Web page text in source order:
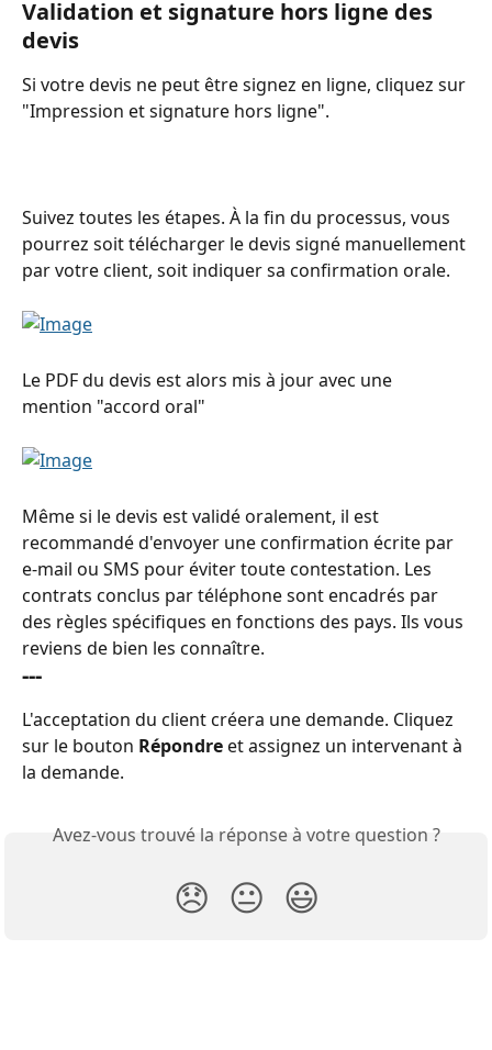
Validation et signature hors ligne des
devis
Si votre devis ne peut être signez en ligne, cliquez sur
"Impression et signature hors ligne".
Suivez toutes les étapes. À la fin du processus, vous
pourrez soit télécharger le devis signé manuellement
par votre client, soit indiquer sa confirmation orale.
Le PDF du devis est alors mis à jour avec une
mention "accord oral"
Même si le devis est validé oralement, il est
recommandé d'envoyer une confirmation écrite par
e-mail ou SMS pour éviter toute contestation. Les
contrats conclus par téléphone sont encadrés par
des règles spécifiques en fonctions des pays. Ils vous
reviens de bien les connaître.
---
L'acceptation du client créera une demande. Cliquez
sur le bouton Répondre et assignez un intervenant à
la demande.
Avez-vous trouvé la réponse à votre question ?
😞 😐 😃